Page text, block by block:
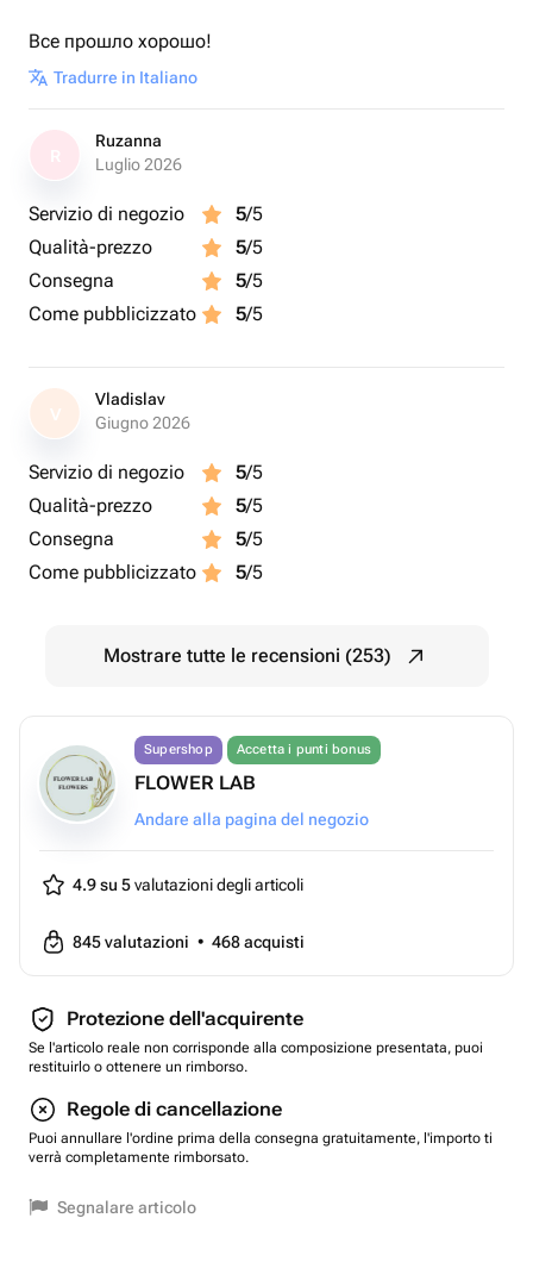
Все прошло хорошо!
Tradurre in Italiano
Ruzanna
Luglio 2026
Servizio di negozio 5/5
Qualità-prezzo
5/5
Consegna
5/5
Come pubblicizzato
5/5
V
Vladislav
Giugno 2026
Servizio di negozio 5/5
Qualità-prezzo
5/5
Consegna
5/5
Come pubblicizzato
5/5
Mostrare tutte le recensioni (253)
Supershop Accetta i punti bonus
FLOWER LAB
Andare alla pagina del negozio
4.9 su 5valutazioni degli articoli
845valutazioni • 468acquisti
Protezione dell'acquirente
Se l'articolo reale non corrisponde alla composizione presentata, puoi
restituirlo o ottenere un rimborso.
Regole di cancellazione
Puoi annullare l'ordine prima della consegna gratuitamente, l'importo ti
verrà completamente rimborsato.
Segnalare articolo